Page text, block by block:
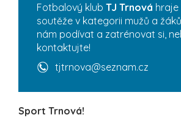
Fotbalový klub TJ Trnová
soutěže v kategorii mužů a
nám podívat a zatrénovat si,
kontaktujte!
tjtrnova@seznam.cz
Sport Trnová!